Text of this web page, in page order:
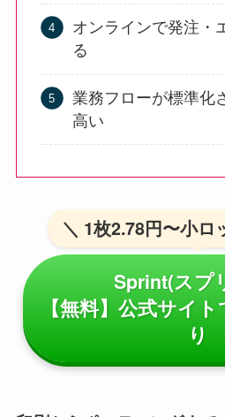
オンラインで発注・
る
業務フローが標準化
高い
＼ 1枚2.78円〜小ロ
Sprint(スプ
【無料】公式サイ
り